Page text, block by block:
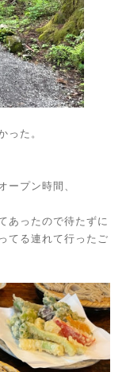
った。
ープン時間、
あったので待たずに
てる連れて行ったご